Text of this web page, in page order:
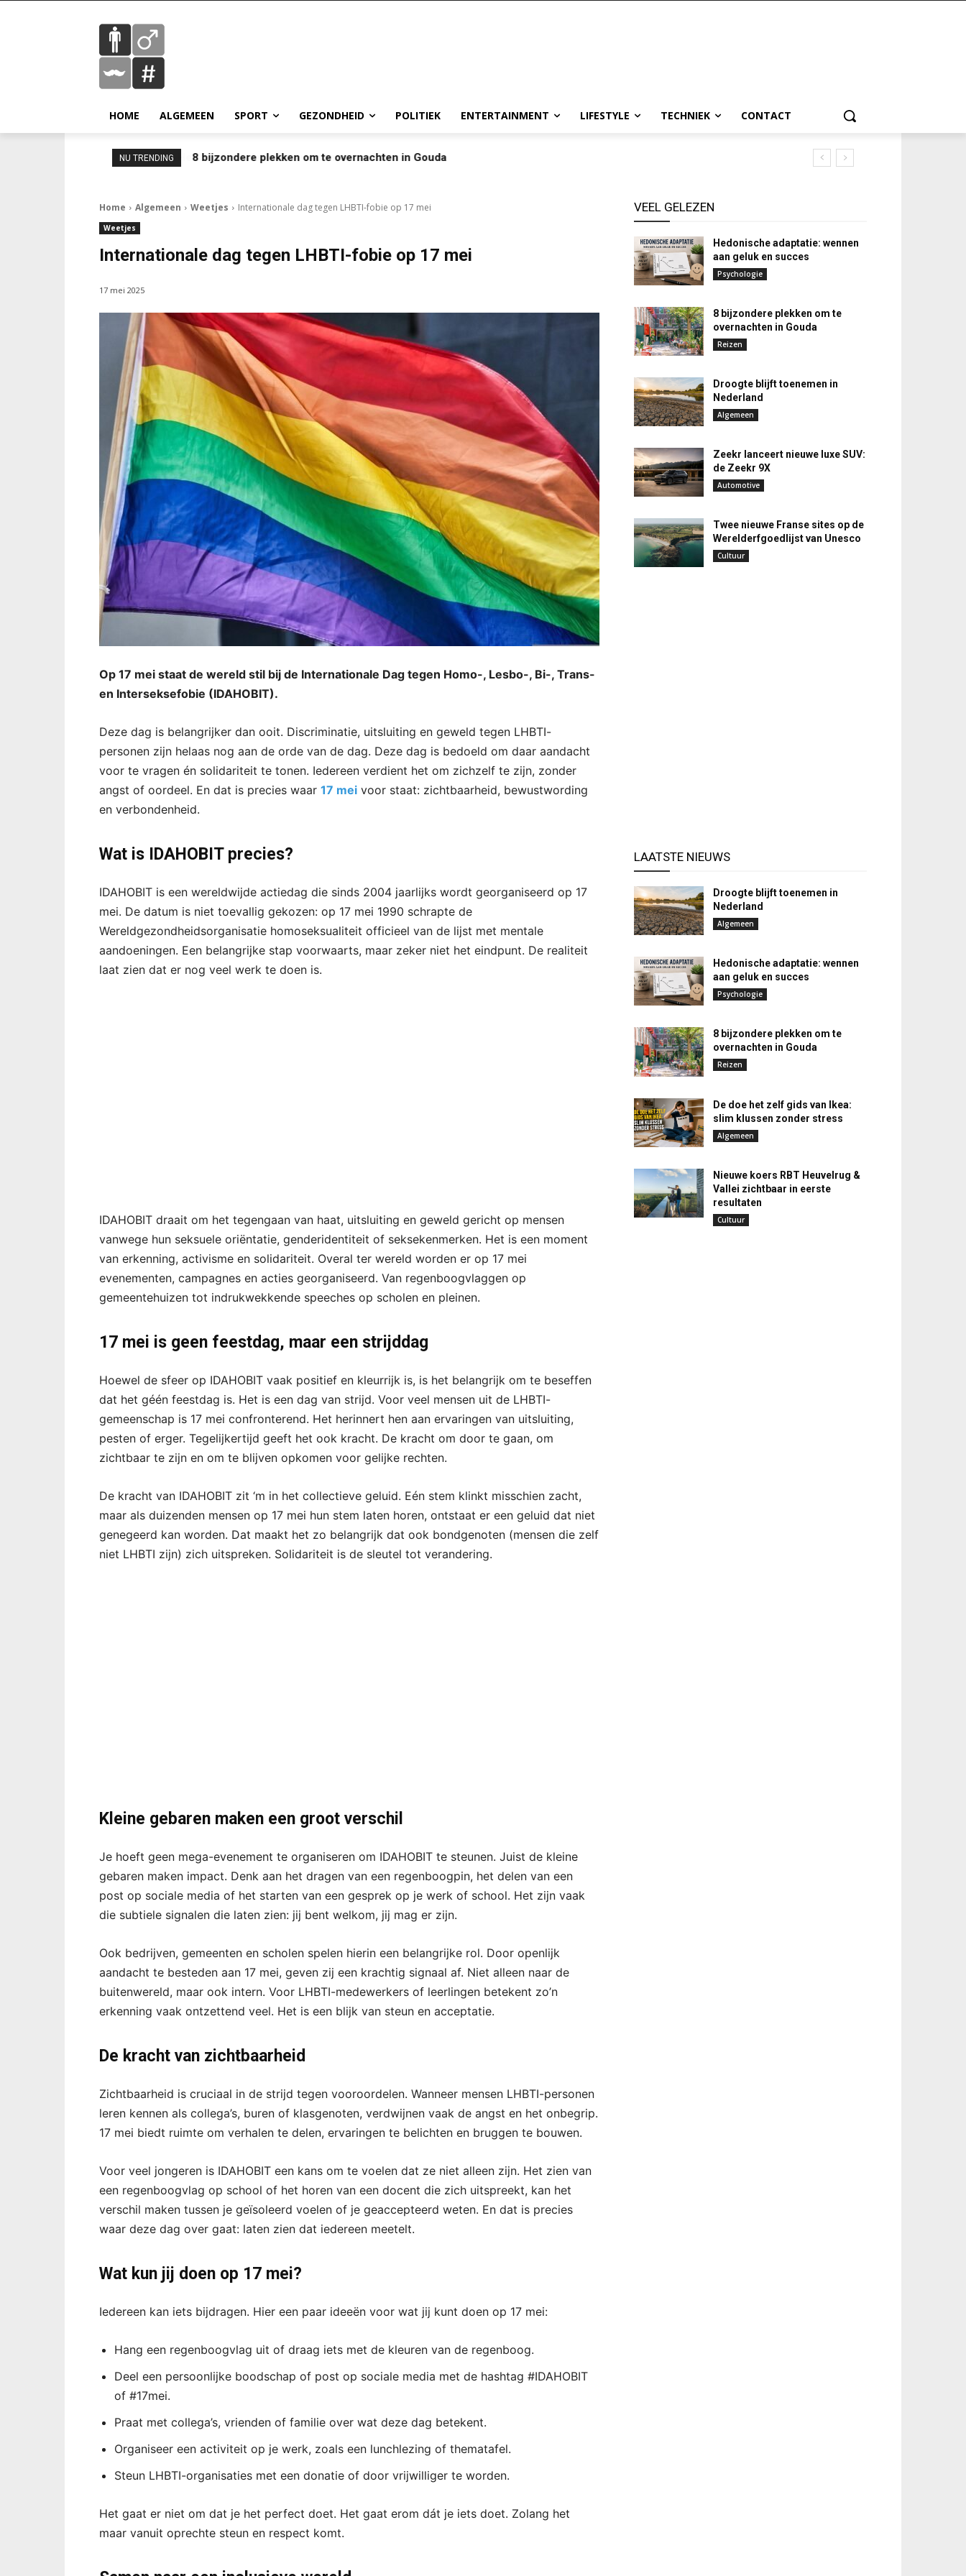
HOME ALGEMEEN SPORT GEZONDHEID POLITIEK ENTERTAINMENT LIFESTYLE TECHNIEK CONTACT
NU TRENDING 8 bijzondere plekken om te overnachten in Gouda
Home Algemeen Weetjes Internationale dag tegen LHBTI-fobie op 17 mei
Weetjes
Internationale dag tegen LHBTI-fobie op 17 mei
17 mei 2025
Op 17 mei staat de wereld stil bij de Internationale Dag tegen Homo-, Lesbo-, Bi-, Trans-
en Interseksefobie (IDAHOBIT).
Deze dag is belangrijker dan ooit. Discriminatie, uitsluiting en geweld tegen LHBTI-
personen zijn helaas nog aan de orde van de dag. Deze dag is bedoeld om daar aandacht
voor te vragen én solidariteit te tonen. Iedereen verdient het om zichzelf te zijn, zonder
angst of oordeel. En dat is precies waar 17 mei voor staat: zichtbaarheid, bewustwording
en verbondenheid.
Wat is IDAHOBIT precies?
IDAHOBIT is een wereldwijde actiedag die sinds 2004 jaarlijks wordt georganiseerd op 17
mei. De datum is niet toevallig gekozen: op 17 mei 1990 schrapte de
Wereldgezondheidsorganisatie homoseksualiteit officieel van de lijst met mentale
aandoeningen. Een belangrijke stap voorwaarts, maar zeker niet het eindpunt. De realiteit
laat zien dat er nog veel werk te doen is.
IDAHOBIT draait om het tegengaan van haat, uitsluiting en geweld gericht op mensen
vanwege hun seksuele oriëntatie, genderidentiteit of seksekenmerken. Het is een moment
van erkenning, activisme en solidariteit. Overal ter wereld worden er op 17 mei
evenementen, campagnes en acties georganiseerd. Van regenboogvlaggen op
gemeentehuizen tot indrukwekkende speeches op scholen en pleinen.
17 mei is geen feestdag, maar een strijddag
Hoewel de sfeer op IDAHOBIT vaak positief en kleurrijk is, is het belangrijk om te beseffen
dat het géén feestdag is. Het is een dag van strijd. Voor veel mensen uit de LHBTI-
gemeenschap is 17 mei confronterend. Het herinnert hen aan ervaringen van uitsluiting,
pesten of erger. Tegelijkertijd geeft het ook kracht. De kracht om door te gaan, om
zichtbaar te zijn en om te blijven opkomen voor gelijke rechten.
De kracht van IDAHOBIT zit ‘m in het collectieve geluid. Eén stem klinkt misschien zacht,
maar als duizenden mensen op 17 mei hun stem laten horen, ontstaat er een geluid dat niet
genegeerd kan worden. Dat maakt het zo belangrijk dat ook bondgenoten (mensen die zelf
niet LHBTI zijn) zich uitspreken. Solidariteit is de sleutel tot verandering.
Kleine gebaren maken een groot verschil
Je hoeft geen mega-evenement te organiseren om IDAHOBIT te steunen. Juist de kleine
gebaren maken impact. Denk aan het dragen van een regenboogpin, het delen van een
post op sociale media of het starten van een gesprek op je werk of school. Het zijn vaak
die subtiele signalen die laten zien: jij bent welkom, jij mag er zijn.
Ook bedrijven, gemeenten en scholen spelen hierin een belangrijke rol. Door openlijk
aandacht te besteden aan 17 mei, geven zij een krachtig signaal af. Niet alleen naar de
buitenwereld, maar ook intern. Voor LHBTI-medewerkers of leerlingen betekent zo’n
erkenning vaak ontzettend veel. Het is een blijk van steun en acceptatie.
De kracht van zichtbaarheid
Zichtbaarheid is cruciaal in de strijd tegen vooroordelen. Wanneer mensen LHBTI-personen
leren kennen als collega’s, buren of klasgenoten, verdwijnen vaak de angst en het onbegrip.
17 mei biedt ruimte om verhalen te delen, ervaringen te belichten en bruggen te bouwen.
Voor veel jongeren is IDAHOBIT een kans om te voelen dat ze niet alleen zijn. Het zien van
een regenboogvlag op school of het horen van een docent die zich uitspreekt, kan het
verschil maken tussen je geïsoleerd voelen of je geaccepteerd weten. En dat is precies
waar deze dag over gaat: laten zien dat iedereen meetelt.
Wat kun jij doen op 17 mei?
Iedereen kan iets bijdragen. Hier een paar ideeën voor wat jij kunt doen op 17 mei:
Hang een regenboogvlag uit of draag iets met de kleuren van de regenboog.
Deel een persoonlijke boodschap of post op sociale media met de hashtag #IDAHOBIT
of #17mei.
Praat met collega’s, vrienden of familie over wat deze dag betekent.
Organiseer een activiteit op je werk, zoals een lunchlezing of thematafel.
Steun LHBTI-organisaties met een donatie of door vrijwilliger te worden.
Het gaat er niet om dat je het perfect doet. Het gaat erom dát je iets doet. Zolang het
maar vanuit oprechte steun en respect komt.
VEEL GELEZEN
Hedonische adaptatie: wennen
aan geluk en succes
Psychologie
8 bijzondere plekken om te
overnachten in Gouda
Reizen
Droogte blijft toenemen in
Nederland
Algemeen
Zeekr lanceert nieuwe luxe SUV:
de Zeekr 9X
Automotive
Twee nieuwe Franse sites op de
Werelderfgoedlijst van Unesco
Cultuur
LAATSTE NIEUWS
Droogte blijft toenemen in
Nederland
Algemeen
Hedonische adaptatie: wennen
aan geluk en succes
Psychologie
8 bijzondere plekken om te
overnachten in Gouda
Reizen
De doe het zelf gids van Ikea:
slim klussen zonder stress
Algemeen
Nieuwe koers RBT Heuvelrug &
Vallei zichtbaar in eerste
resultaten
Cultuur